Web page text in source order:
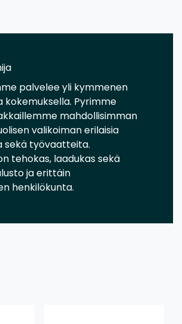
palvelee yli kymmenen
kokemuksella. Pyrimme
mahdollisimman
valikoiman erilaisia
sekä työvaatteita.
tehokas, laadukas sekä
ja erittäin
henkilökunta.